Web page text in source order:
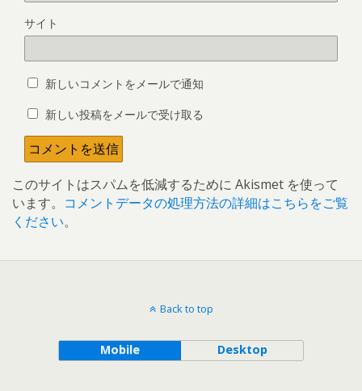
サイト
新しいコメントをメールで通知
新しい投稿をメールで受け取る
このサイトはスパムを低減するために Akismet を使って
います。 コメントデータの処理方法の詳細はこちらをご覧
ください。
Back to top
Mobile Desktop